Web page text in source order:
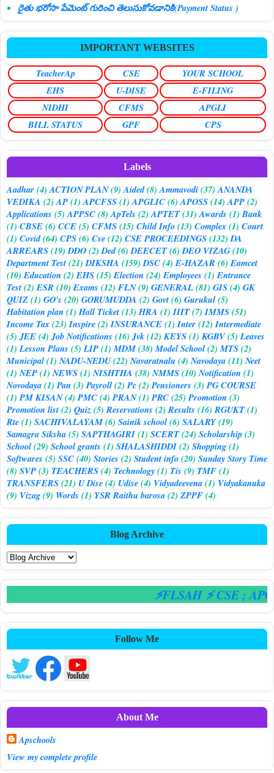
రైతు భరోసా పేమెంట్ గురించి తెలుసుకోవడానికి(Payment Status )
IMPORTANT WEBSITES
TeacherAp CSE
YOUR SCHOOL
EHS
U-DISE
E-FILING
NIDHI
CFMS
APGLI
BILL STATUS
GPF CPS
Labels
Aadhar(4) ACTION PLAN(9) Aided(8) Ammavodi(37) ANANDA
VEDIKA (2) AP(1) APCFSS(1) APGLIC(6) APOSS(14) APP(2)
Applications (5) APPSC(8) ApTels (2) APTET(31) Awards (1) Bank
(1) CBSE(6) CCE(5) CFMS(15) Child Info(13) Complex(1) Court
(1) Covid(64) CPS(6) Cse(12) CSE PROCEEDINGS(132) DA
ARREARS(19) DDO(2) Ded(6) DEECET(6) DEO VIZAG(10)
Department Test(21) DIKSHA (159) DSC(4) E-HAZAR (6) Eamcet
(10) Education (2) EHS(15) Election (24) Employees (1) Entrance
Test(2) ESR (10) Exams (12) FLN(9) GENERAL(81) GIS(4) GK
QUIZ(1) GO's (20) GORUMUDDA (2) Govt(6) Gurukul(5)
Habitation plan (1) Hall Ticket(13) HRA (1) IIIT(7) IMMS(51)
Income Tax(23) Inspire(2) INSURANCE(1) Inter(12) Intermediate
(5) JEE(4) Job Notifications (16) Jvk(12) KEYS(1) KGBV(5) Leaves
(1) Lesson Plans (5) LIP(1) MDM(38) Model School(2) MTS(2)
Municipal(1) NADU-NEDU(22) Navaratnalu (4) Navodaya(11) Neet
(1) NEP(1) NEWS(1) NISHTHA (38) NMMS(10) Notification (1)
Novodaya(1) Pan (3) Payroll(2) Pc(2) Pensioners (3) PG COURSE
(1) PM KISAN(4) PMC(4) PRAN(1) PRC(25) Promotion (3)
Promotion list(2) Quiz(5) Reservations (2) Results (16) RGUKT(1)
Rte(1) SACHIVALAYAM(6) Sainik school(6) SALARY(19)
Samagra Siksha(5) SAPTHAGIRI(1) SCERT(24) Scholarship(3)
School(29) School grants (1) SHALASHIDDI(2) Shopping(1)
Softwares (5) SSC(40) Stories (2) Student info(20) Sunday Story Time
(8) SVP(3) TEACHERS(4) Technology(1) Tis (9) TMF(1)
TRANSFERS(21) U Dise(4) Udise(4) Vidyadeevena(1) Vidyakanuka
(9) Vizag(9) Words (1) YSR Raithu barosa(2) ZPPF(4)
Blog Archive
⚡FLSAH ⚡ CSE;
Follow Me
About Me
Apschools
View my complete profile